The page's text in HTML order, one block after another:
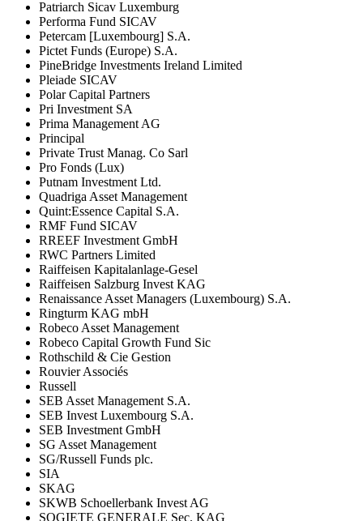
Patriarch Sicav Luxemburg
Performa Fund SICAV
Petercam [Luxembourg] S.A.
Pictet Funds (Europe) S.A.
PineBridge Investments Ireland Limited
Pleiade SICAV
Polar Capital Partners
Pri Investment SA
Prima Management AG
Principal
Private Trust Manag. Co Sarl
Pro Fonds (Lux)
Putnam Investment Ltd.
Quadriga Asset Management
Quint:Essence Capital S.A.
RMF Fund SICAV
RREEF Investment GmbH
RWC Partners Limited
Raiffeisen Kapitalanlage-Gesel
Raiffeisen Salzburg Invest KAG
Renaissance Asset Managers (Luxembourg) S.A.
Ringturm KAG mbH
Robeco Asset Management
Robeco Capital Growth Fund Sic
Rothschild & Cie Gestion
Rouvier Associés
Russell
SEB Asset Management S.A.
SEB Invest Luxembourg S.A.
SEB Investment GmbH
SG Asset Management
SG/Russell Funds plc.
SIA
SKAG
SKWB Schoellerbank Invest AG
SOGIETE GENERALE Sec. KAG